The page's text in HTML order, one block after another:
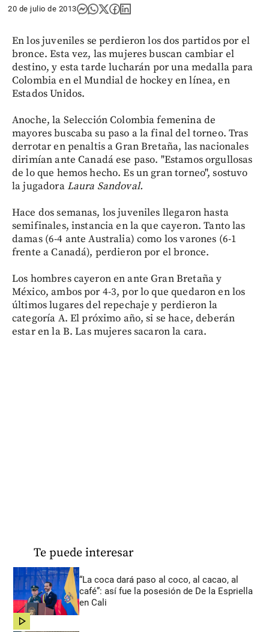
20 de julio de 2013
En los juveniles se perdieron los dos partidos por el
bronce. Esta vez, las mujeres buscan cambiar el
destino, y esta tarde lucharán por una medalla para
Colombia en el Mundial de hockey en línea, en
Estados Unidos.
Anoche, la Selección Colombia femenina de
mayores buscaba su paso a la final del torneo. Tras
derrotar en penaltis a Gran Bretaña, las nacionales
dirimían ante Canadá ese paso. "Estamos orgullosas
de lo que hemos hecho. Es un gran torneo", sostuvo
la jugadoraLaura Sandoval.
Hace dos semanas, los juveniles llegaron hasta
semifinales, instancia en la que cayeron. Tanto las
damas (6-4 ante Australia) como los varones (6-1
frente a Canadá), perdieron por el bronce.
Los hombres cayeron en ante Gran Bretaña y
México, ambos por 4-3, por lo que quedaron en los
últimos lugares del repechaje y perdieron la
categoría A. El próximo año, si se hace, deberán
estar en la B. Las mujeres sacaron la cara.
Te puede interesar
“La coca dará paso al coco, al cacao, al
café”: así fue la posesión de De la Espriella
en Cali
share